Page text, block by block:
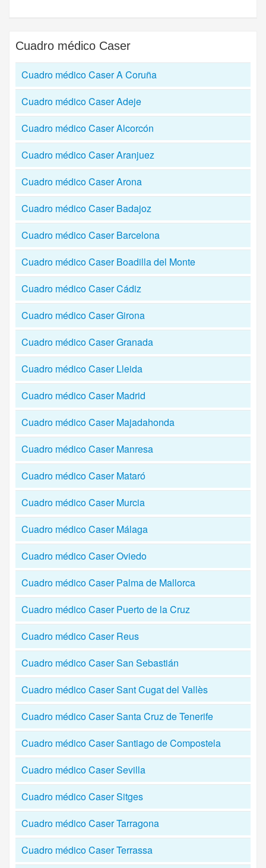
Cuadro médico Caser
Cuadro médico Caser A Coruña
Cuadro médico Caser Adeje
Cuadro médico Caser Alcorcón
Cuadro médico Caser Aranjuez
Cuadro médico Caser Arona
Cuadro médico Caser Badajoz
Cuadro médico Caser Barcelona
Cuadro médico Caser Boadilla del Monte
Cuadro médico Caser Cádiz
Cuadro médico Caser Girona
Cuadro médico Caser Granada
Cuadro médico Caser Lleida
Cuadro médico Caser Madrid
Cuadro médico Caser Majadahonda
Cuadro médico Caser Manresa
Cuadro médico Caser Mataró
Cuadro médico Caser Murcia
Cuadro médico Caser Málaga
Cuadro médico Caser Oviedo
Cuadro médico Caser Palma de Mallorca
Cuadro médico Caser Puerto de la Cruz
Cuadro médico Caser Reus
Cuadro médico Caser San Sebastián
Cuadro médico Caser Sant Cugat del Vallès
Cuadro médico Caser Santa Cruz de Tenerife
Cuadro médico Caser Santiago de Compostela
Cuadro médico Caser Sevilla
Cuadro médico Caser Sitges
Cuadro médico Caser Tarragona
Cuadro médico Caser Terrassa